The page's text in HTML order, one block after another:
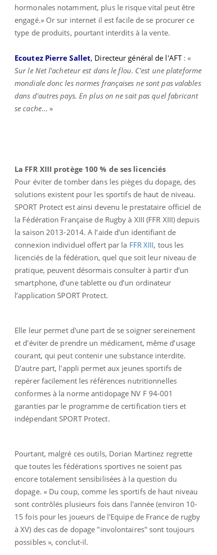
hormonales notamment, plus le risque vital peut être
engagé.» Or sur internet il est facile de se procurer ce
type de produits, pourtant interdits à la vente.
Ecoutez Pierre Sallet, Directeur général de l'AFT : «
Sur le Net l'acheteur est dans le flou. C'est une plateforme
mondiale donc les normes françaises ne sont pas valables
dans d'autres pays. En plus on ne sait pas quel fabricant
se cache... »
La FFR XIII protège 100 % de ses licenciés
Pour éviter de tomber dans les pièges du dopage, des
solutions existent pour les sportifs de haut de niveau.
SPORT Protect est ainsi devenu le prestataire officiel de
la Fédération Française de Rugby à XIII (FFR XIII) depuis
la saison 2013-2014. A l’aide d’un identifiant de
connexion individuel offert par la FFR XIII, tous les
licenciés de la fédération, quel que soit leur niveau de
pratique, peuvent désormais consulter à partir d’un
smartphone, d’une tablette ou d’un ordinateur
l’application SPORT Protect.
Elle leur permet d'une part de se soigner sereinement
et d'éviter de prendre un médicament, même d’usage
courant, qui peut contenir une substance interdite.
D'autre part, l'appli permet aux jeunes sportifs de
repérer facilement les références nutritionnelles
conformes à la norme antidopage NV F 94-001
garanties par le programme de certification tiers et
indépendant SPORT Protect.
Pourtant, malgré ces outils, Dorian Martinez regrette
que toutes les fédérations sportives ne soient pas
encore totalement sensibilisées à la question du
dopage. « Du coup, comme les sportifs de haut niveau
sont contrôlés plusieurs fois dans l'année (environ 10-
15 fois pour les joueurs de l'Equipe de France de rugby
à XV) des cas de dopage "involontaires" sont toujours
possibles », conclut-il.